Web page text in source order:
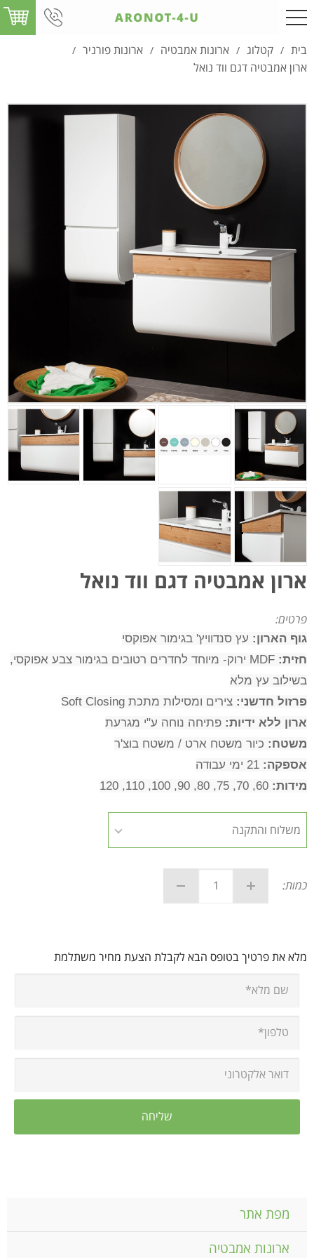
בית / קטלוג / ארונות אמבטיה / ארונות פורניר /
ארון אמבטיה דגם ווד נואל
ארון אמבטיה דגם ווד נואל
פרטים:
גוף הארון: עץ סנדוויץ' בגימור אפוקסי
חזית:
MDF ירוק- מיוחד לחדרים רטובים בגימור צבע אפוקסי,
בשילוב עץ מלא
פרזול חדשני: צירים ומסילות מתכת Soft Closing
ארון ללא ידיות: פתיחה נוחה ע"י מגרעת
משטח: כיור משטח ארט / משטח בוצ'ר
אספקה:
מידות:
כמות:
מלא את פרטיך בטופס הבא לקבלת הצעת מחיר משתלמת
מפת אתר
ארונות אמבטיה